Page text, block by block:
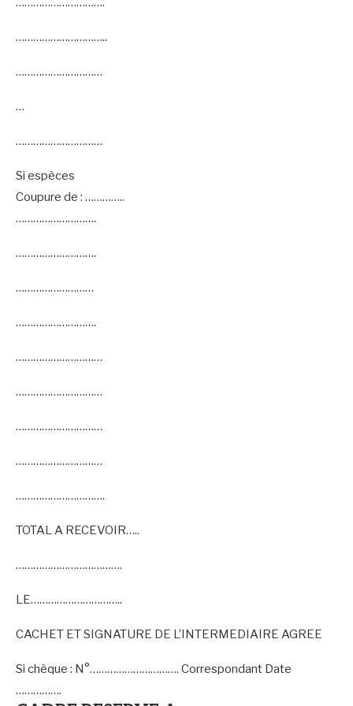
…………………………..
…………………………
…
…………………………
Si espèces
Coupure de : …………..
……………………….
……………………….
………………………
……………………….
…………………………
…………………………
…………………………
…………………………
………………………….
TOTAL A RECEVOIR…..
……………………………….
LE…………………………..
CACHET ET SIGNATURE DE L’INTERMEDIAIRE AGREE
Si chèque : N°…………………………. Correspondant Date
…………….